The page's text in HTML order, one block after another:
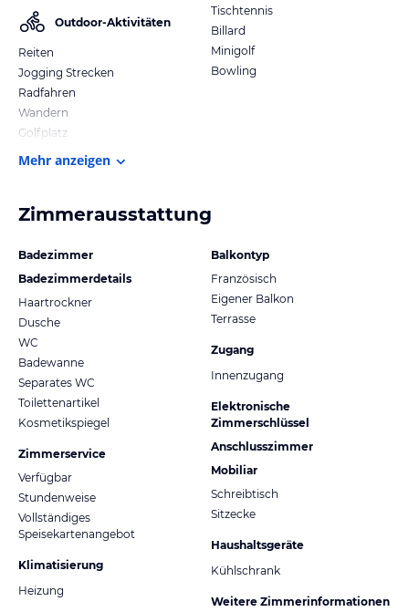
Outdoor-Aktivitäten
Reiten
Jogging Strecken
Radfahren
Wandern
Golfplatz
Tischtennis
Billard
Minigolf
Bowling
Mehr anzeigen
Zimmerausstattung
Badezimmer
Badezimmerdetails
Haartrockner
Dusche
WC
Badewanne
Separates WC
Toilettenartikel
Kosmetikspiegel
Zimmerservice
Verfügbar
Stundenweise
Vollständiges
Speisekartenangebot
Klimatisierung
Heizung
Balkontyp
Französisch
Eigener Balkon
Terrasse
Zugang
Innenzugang
Elektronische
Zimmerschlüssel
Anschlusszimmer
Mobiliar
Schreibtisch
Sitzecke
Haushaltsgeräte
Kühlschrank
Weitere Zimmerinformationen